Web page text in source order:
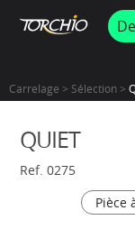
PROMOS &
Carrelage > Sélection >
QUIET
Ref. 0275
Pièce